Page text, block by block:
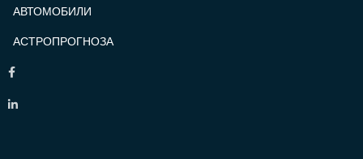
АВТОМОБИЛИ
АСТРОПРОГНОЗА